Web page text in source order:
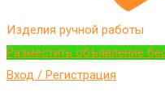
Изделия ручной работы
Разместить объявление
Вход / Регистрация